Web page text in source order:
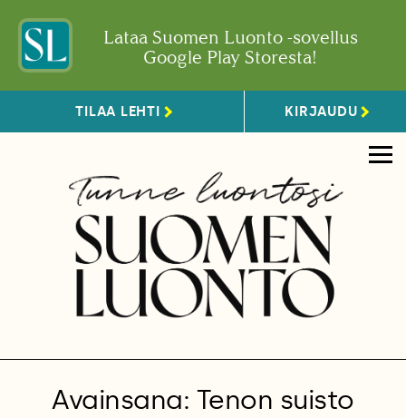
Lataa Suomen Luonto -sovellus
Google Play Storesta!
TILAA LEHTI KIRJAUDU
Avainsana: Tenon suisto